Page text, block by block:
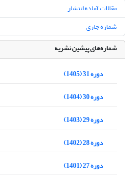
مقالات آماده انتشار
شماره جاری
شماره‌های پیشین نشریه
دوره 31 (1405)
دوره 30 (1404)
دوره 29 (1403)
دوره 28 (1402)
دوره 27 (1401)